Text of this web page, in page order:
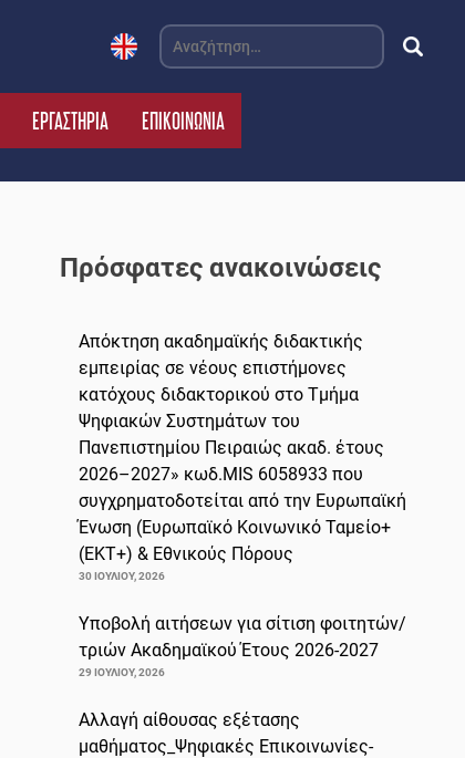
Αναζήτηση
για:
ΕΡΓΑΣΤΗΡΙΑ ΕΠΙΚΟΙΝΩΝΙΑ
Πρόσφατες ανακοινώσεις
Απόκτηση ακαδημαϊκής διδακτικής
εμπειρίας σε νέους επιστήμονες
κατόχους διδακτορικού στο Τμήμα
Ψηφιακών Συστημάτων του
Πανεπιστημίου Πειραιώς ακαδ. έτους
2026–2027» κωδ.MIS 6058933 που
συγχρηματοδοτείται από την Ευρωπαϊκή
Ένωση (Ευρωπαϊκό Κοινωνικό Ταμείο+
(ΕΚΤ+) & Εθνικούς Πόρους
30 ΙΟΥΛΊΟΥ, 2026
Υποβολή αιτήσεων για σίτιση φοιτητών/
τριών Ακαδημαϊκού Έτους 2026-2027
29 ΙΟΥΛΊΟΥ, 2026
Αλλαγή αίθουσας εξέτασης
μαθήματος_Ψηφιακές Επικοινωνίες-